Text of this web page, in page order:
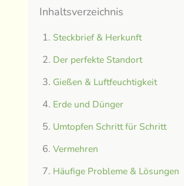
Inhaltsverzeichnis
Steckbrief & Herkunft
Der perfekte Standort
Gießen & Luftfeuchtigkeit
Erde und Dünger
Umtopfen Schritt für Schritt
Vermehren
Häufige Probleme & Lösungen